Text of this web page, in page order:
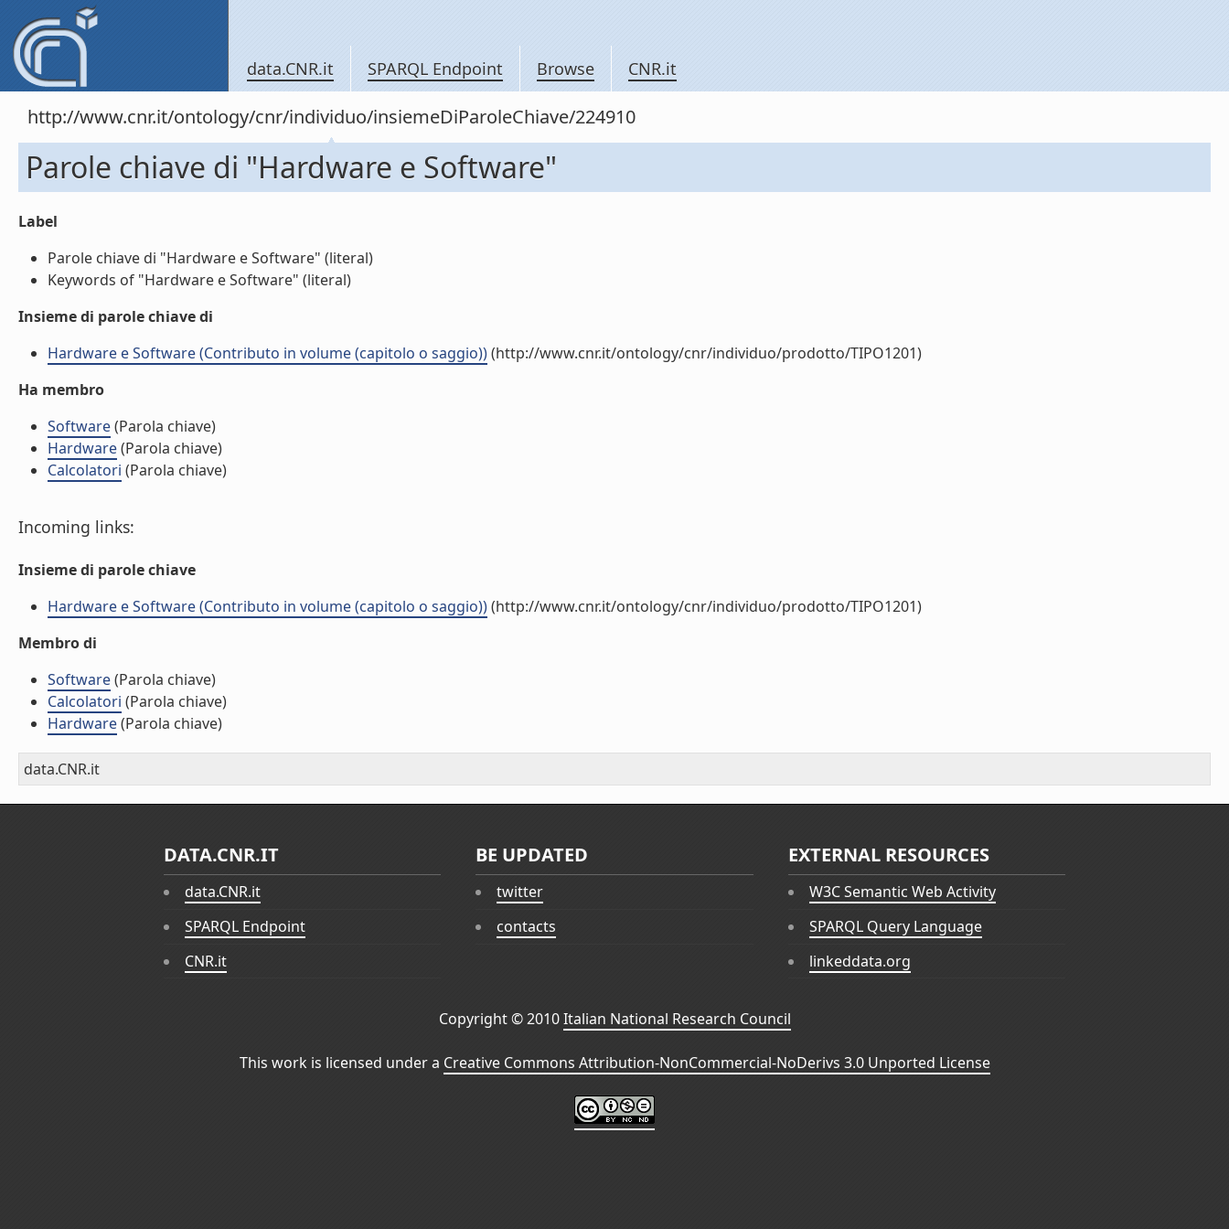
data.CNR.it SPARQL Endpoint Browse CNR.it
http://www.cnr.it/ontology/cnr/individuo/insiemeDiParoleChiave/224910
Parole chiave di "Hardware e Software"
Label
Parole chiave di "Hardware e Software" (literal)
Keywords of "Hardware e Software" (literal)
Insieme di parole chiave di
Hardware e Software (Contributo in volume (capitolo o saggio))(http://www.cnr.it/ontology/cnr/individuo/prodotto/TIPO1201)
Ha membro
Software(Parola chiave)
Hardware(Parola chiave)
Calcolatori (Parola chiave)
Incoming links:
Insieme di parole chiave
Hardware e Software (Contributo in volume (capitolo o saggio))(http://www.cnr.it/ontology/cnr/individuo/prodotto/TIPO1201)
Membro di
Software(Parola chiave)
Calcolatori (Parola chiave)
Hardware(Parola chiave)
data.CNR.it
DATA.CNR.IT
data.CNR.it
SPARQL Endpoint
CNR.it
BE UPDATED
twitter
contacts
EXTERNAL RESOURCES
W3C Semantic Web Activity
SPARQL Query Language
linkeddata.org
Copyright © 2010Italian National Research Council
This work is licensed under a Creative Commons Attribution-NonCommercial-NoDerivs 3.0 Unported License